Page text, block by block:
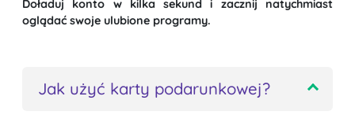
Doładuj konto w kilka sekund i zacznij natychmiast
oglądać swoje ulubione programy.
Jak użyć karty podarunkowej?